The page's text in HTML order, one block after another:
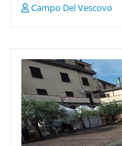
Campo Del Vescovo